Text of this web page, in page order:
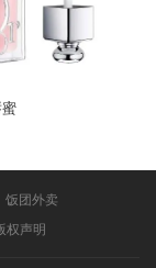
饭团外卖
权声明